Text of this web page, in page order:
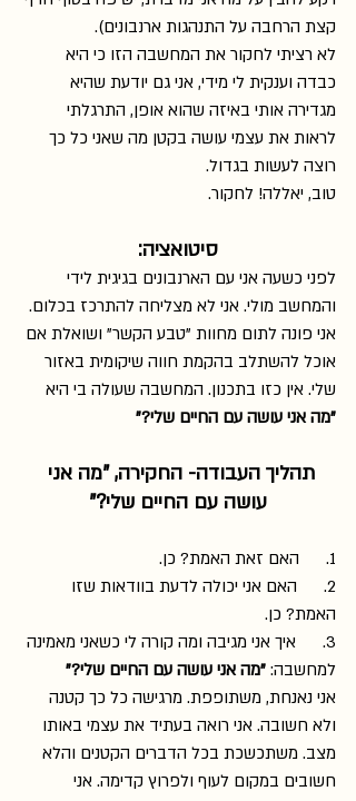
קצת הרחבה על התנהגות ארנבונים).
לא רציתי לחקור את המחשבה הזו כי היא
כבדה וענקית לי מידי, אני גם יודעת שהיא
מגדירה אותי באיזה שהוא אופן, התרגלתי
לראות את עצמי עושה בקטן מה שאני כל כך
רוצה לעשות בגדול.
טוב, יאללה! לחקור.
סיטואציה:
לפני כשעה אני עם הארנבונים בגיגית לידי
והמחשב מולי. אני לא מצליחה להתרכז בכלום.
אני פונה לתום מחוות "טבע הקשר" ושואלת אם
אוכל להשתלב בהקמת חווה שיקומית באזור
שלי. אין כזו בתכנון. המחשבה שעולה בי היא
"מה אני עושה עם החיים שלי?"
תהליך העבודה- החקירה, "מה אני
עושה עם החיים שלי?"
1.      האם זאת האמת? כן.
2.      האם אני יכולה לדעת בוודאות שזו
האמת? כן.
3.      איך אני מגיבה ומה קורה לי כשאני מאמינה
למחשבה: "מה אני עושה עם החיים שלי?"
אני נאנחת, משתופפת. מרגישה כל כך קטנה
ולא חשובה. אני רואה בעתיד את עצמי באותו
מצב. משתכשכת בכל הדברים הקטנים והלא
חשובים במקום לעוף ולפרוץ קדימה. אני